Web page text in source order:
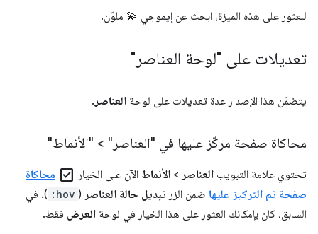
للعثور على هذه الميزة، ابحث عن إيموجي 💫 ملوّن.
تعديلات على "لوحة العناصر"
يتضمّن هذا الإصدار عدة تعديلات على لوحة العناصر .
محاكاة صفحة مركّز عليها في "العناصر" > "الأنماط"
تحتوي علامة التبويب العناصر > الأنماط الآن على الخيار check_box محاكاة
صفحة تم التركيز عليها ضمن الزر تبديل حالة العناصر (
:hov ). في
السابق، كان بإمكانك العثور على هذا الخيار في لوحة العرض فقط.